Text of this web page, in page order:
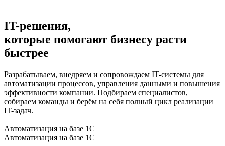
IT-решения,
которые помогают бизнесу расти
быстрее
Разрабатываем, внедряем и сопровождаем IT-системы для
автоматизации процессов, управления данными и повышения
эффективности компании. Подбираем специалистов,
собираем команды и берём на себя полный цикл реализации
IT-задач.
Автоматизация на базе 1С
Автоматизация на базе 1С